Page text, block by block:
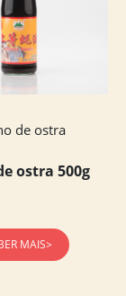
de ostra
ostra 500g
MAIS>